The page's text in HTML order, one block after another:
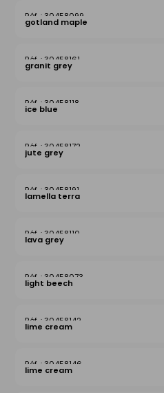
30458099
gotland maple
30458161
granit grey
30458118
ice blue
30458172
jute grey
30458191
lamella terra
30458110
lava grey
30458073
light beech
30458142
lime cream
30458146
lime cream